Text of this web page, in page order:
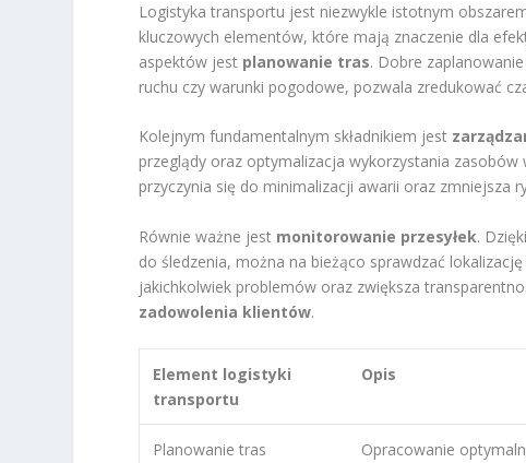
Logistyka transportu jest niezwykle istotnym
kluczowych elementów, które mają znaczenie dla
aspektów jest planowanie tras. Dobre
ruchu czy warunki pogodowe, pozwala zredukować
Kolejnym fundamentalnym składnikiem jest
przeglądy oraz optymalizacja wykorzystania zasobów
przyczynia się do minimalizacji awarii oraz zmniejsza
Równie ważne jest monitorowanie przesyłek.
do śledzenia, można na bieżąco sprawdzać
jakichkolwiek problemów oraz zwiększa
zadowolenia klientów.
Element logistyki
transportu
Opis
Planowanie tras Opracowanie